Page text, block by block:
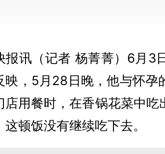
报讯（记者 杨菁菁）6月3
映，5月28日晚，他与怀孕
店用餐时，在香锅花菜中
这顿饭没有继续吃下去。